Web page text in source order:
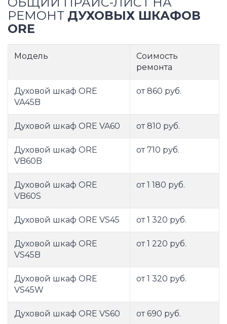
РЕМОНТ ДУХОВЫХ ШКАФОВ
ORE
Модель
Соимость
ремонта
Духовой шкаф ORE
VA45B
от 860 руб.
Духовой шкаф ORE VA60 от 810 руб.
Духовой шкаф ORE
VB60B
от 710 руб.
Духовой шкаф ORE
VB60S
от 1 180 руб.
Духовой шкаф ORE VS45 от 1 320 руб.
Духовой шкаф ORE
VS45B
от 1 220 руб.
Духовой шкаф ORE
VS45W
от 1 320 руб.
Духовой шкаф ORE VS60 от 690 руб.